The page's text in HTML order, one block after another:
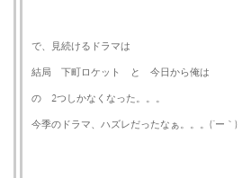
で、見続けるドラマは
結局 下町ロケット と 今日から俺は
の 2つしかなくなった。。。
今季のドラマ、ハズレだったなぁ。。。(´ー｀)